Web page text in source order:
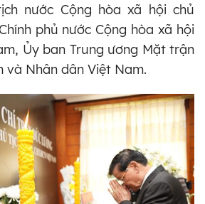
nước Cộng hòa xã hội chủ
phủ nước Cộng hòa xã hội
Ủy ban Trung ương Mặt trận
và Nhân dân Việt Nam.